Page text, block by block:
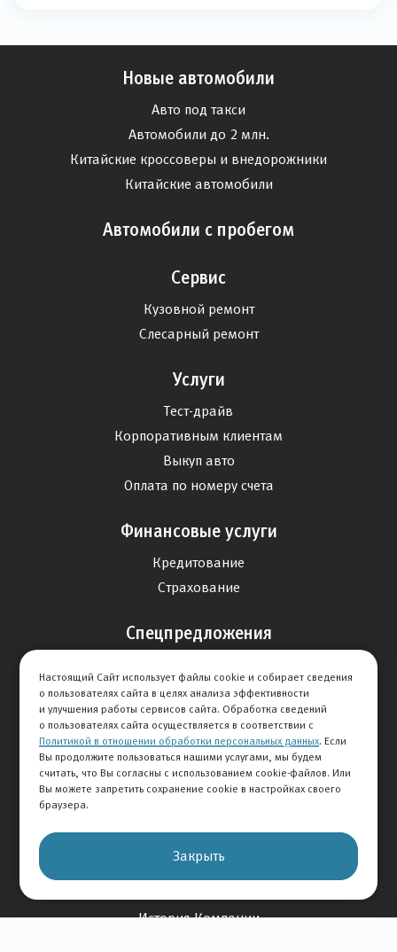
Новые автомобили
Авто под такси
Автомобили до 2 млн.
Китайские кроссоверы и внедорожники
Китайские автомобили
Автомобили с пробегом
Сервис
Кузовной ремонт
Слесарный ремонт
Услуги
Тест-драйв
Корпоративным клиентам
Выкуп авто
Оплата по номеру счета
Финансовые услуги
Кредитование
Страхование
Спецпредложения
Сервис
Дисконтная программа
Отзывы
Оставить отзыв
О Компании
История Компании
Настоящий Сайт использует файлы cookie и собирает сведения
о пользователях сайта в целях анализа эффективности
и улучшения работы сервисов сайта. Обработка сведений
о пользователях сайта осуществляется в соответствии с
Политикой в отношении обработки персональных данных. Если
Вы продолжите пользоваться нашими услугами, мы будем
считать, что Вы согласны с использованием cookie-файлов. Или
Вы можете запретить сохранение cookie в настройках своего
браузера.
Закрыть